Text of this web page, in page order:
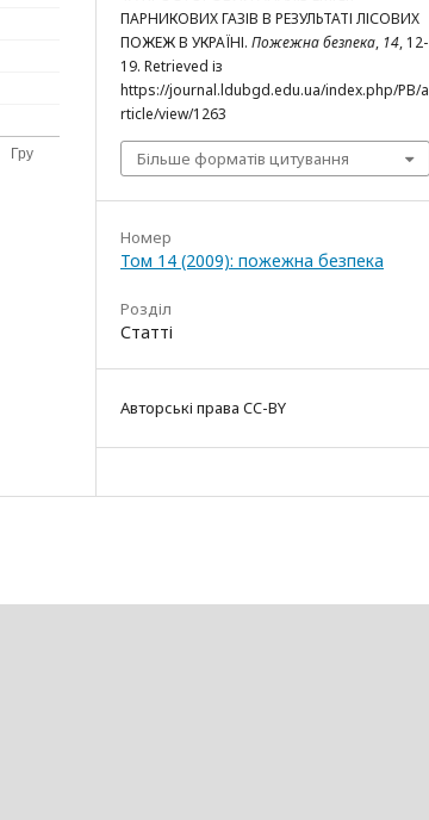
ПАРНИКОВИХ ГАЗІВ В РЕЗУЛЬТАТІ ЛІСОВИХ
ПОЖЕЖ В УКРАЇНІ. Пожежна безпека, 14, 12-
19. Retrieved із
https://journal.ldubgd.edu.ua/index.php/PB/a
rticle/view/1263
Більше форматів цитування
Номер
Том 14 (2009): пожежна безпека
Розділ
Статті
Авторські права CC-BY